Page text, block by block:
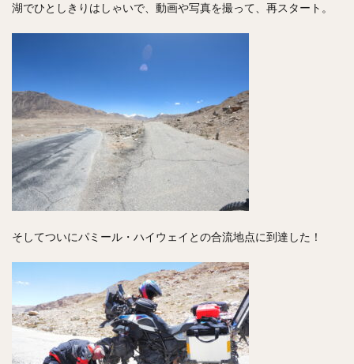
湖でひとしきりはしゃいで、動画や写真を撮って、再スタート。
そしてついにパミール・ハイウェイとの合流地点に到達した！